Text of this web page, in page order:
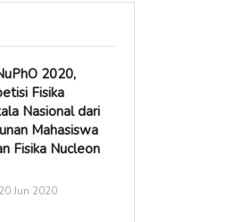
2020,
Fisika
Nasional dari
Mahasiswa
Fisika Nucleon
Jun 2020